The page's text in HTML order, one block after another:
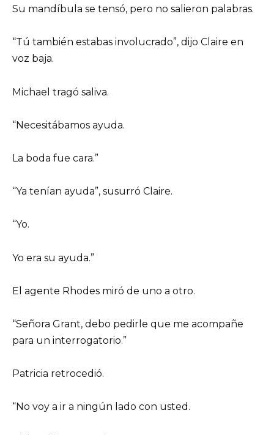
Su mandíbula se tensó, pero no salieron palabras.
“Tú también estabas involucrado”, dijo Claire en
voz baja.
Michael tragó saliva.
“Necesitábamos ayuda.
La boda fue cara.”
“Ya tenían ayuda”, susurró Claire.
“Yo.
Yo era su ayuda.”
El agente Rhodes miró de uno a otro.
“Señora Grant, debo pedirle que me acompañe
para un interrogatorio.”
Patricia retrocedió.
“No voy a ir a ningún lado con usted.